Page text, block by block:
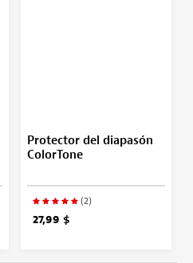
Protector del diapasón
ColorTone
(2)
27,99 $